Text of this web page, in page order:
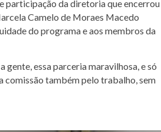
participação da diretoria que
Camelo de Moraes Macedo
do programa e aos membros da
essa parceria maravilhosa, e só
comissão também pelo trabalho, sem